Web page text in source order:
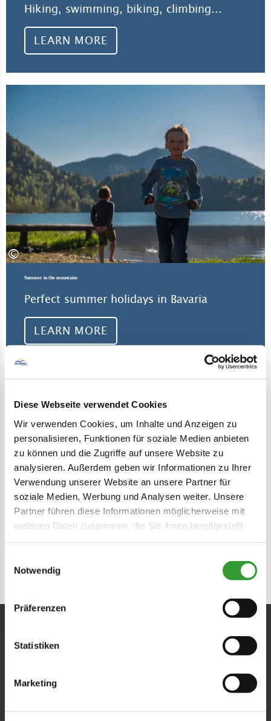
Diese Webseite verwendet Cookies
Wir verwenden Cookies, um Inhalte und Anzeigen zu
personalisieren, Funktionen für soziale Medien anbieten
zu können und die Zugriffe auf unsere Website zu
analysieren. Außerdem geben wir Informationen zu Ihrer
Verwendung unserer Website an unsere Partner für
soziale Medien, Werbung und Analysen weiter. Unsere
Partner führen diese Informationen möglicherweise mit
weiteren Daten zusammen, die Sie ihnen bereitgestellt
Notwendig
Präferenzen
Statistiken
Marketing
Hiking, swimming, biking, climbing...
LEARN MORE
©
Summer in the mountains
Perfect summer holidays in Bavaria
LEARN MORE
Getting ready for summer fun
Check out more videos aboutReit im
Winkl on our YouTube channel ↗ .
In case of problems accept all cookies.